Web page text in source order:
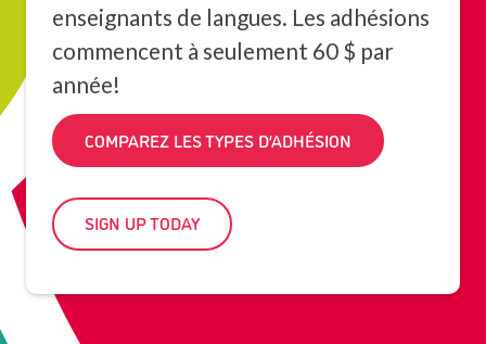
enseignants de langues. Les adhésions
commencent à seulement 60 $ par
année!
COMPAREZ LES TYPES D’ADHÉSION
SIGN UP TODAY